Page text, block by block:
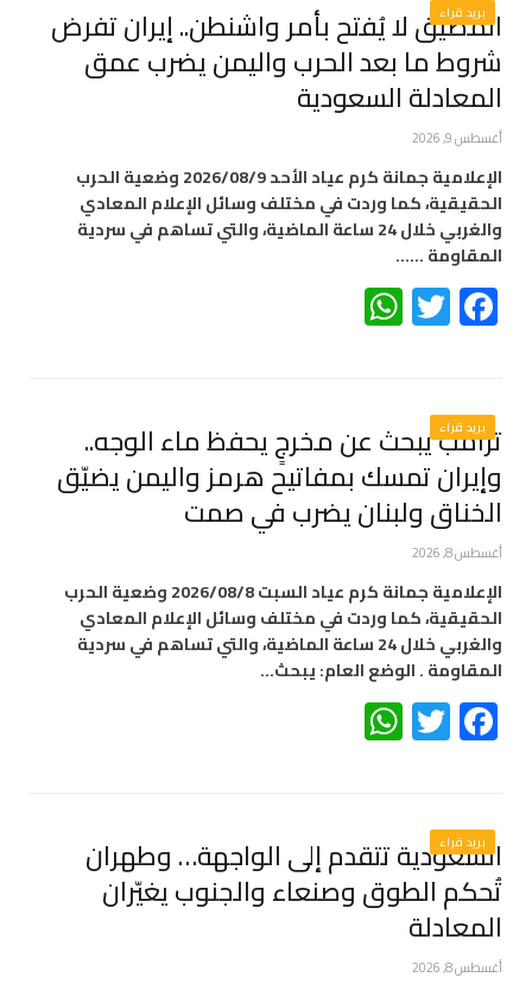
بريد قراء
المضيق لا يُفتح بأمر واشنطن.. إيران تفرض
شروط ما بعد الحرب واليمن يضرب عمق
المعادلة السعودية
أغسطس 9, 2026
الإعلامية جمانة كرم عياد الأحد 2026/08/9 وضعية الحرب
الحقيقية، كما وردت في مختلف وسائل الإعلام المعادي
والغربي خلال 24 ساعة الماضية، والتي تساهم في سردية
المقاومة ……
Facebook
Twitter
بريد قراء
ترامب يبحث عن مخرجٍ يحفظ ماء الوجه..
وإيران تمسك بمفاتيح هرمز واليمن يضيّق
الخناق ولبنان يضرب في صمت
أغسطس 8, 2026
الإعلامية جمانة كرم عياد السبت 2026/08/8 وضعية الحرب
الحقيقية، كما وردت في مختلف وسائل الإعلام المعادي
والغربي خلال 24 ساعة الماضية، والتي تساهم في سردية
المقاومة . الوضع العام: يبحث…
Facebook
Twitter
بريد قراء
السعودية تتقدم إلى الواجهة… وطهران
تُحكم الطوق وصنعاء والجنوب يغيّران
المعادلة
أغسطس 8, 2026